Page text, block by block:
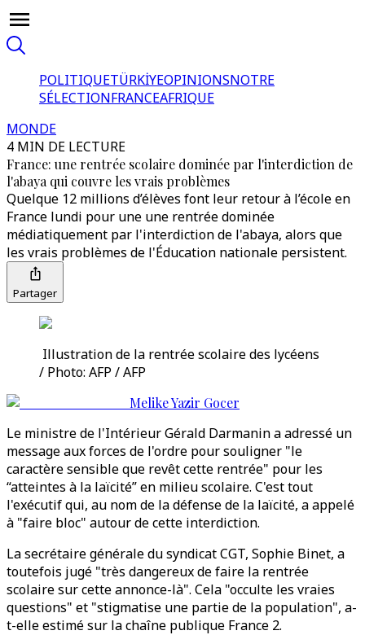
POLITIQUETÜRKİYEOPINIONSNOTRE
SÉLECTIONFRANCEAFRIQUE
MONDE
4 MIN DE LECTURE
France: une rentrée scolaire dominée par l'interdiction de
l'abaya qui couvre les vrais problèmes
Quelque 12 millions d’élèves font leur retour à l’école en
France lundi pour une une rentrée dominée
médiatiquement par l'interdiction de l'abaya, alors que
les vrais problèmes de l'Éducation nationale persistent.
Partager
Illustration de la rentrée scolaire des lycéens
/ Photo: AFP / AFP
Melike Yazir Gocer
Le ministre de l'Intérieur Gérald Darmanin a adressé un
message aux forces de l'ordre pour souligner "le
caractère sensible que revêt cette rentrée" pour les
“atteintes à la laïcité” en milieu scolaire. C'est tout
l'exécutif qui, au nom de la défense de la laïcité, a appelé
à "faire bloc" autour de cette interdiction.
La secrétaire générale du syndicat CGT, Sophie Binet, a
toutefois jugé "très dangereux de faire la rentrée
scolaire sur cette annonce-là". Cela "occulte les vraies
questions" et "stigmatise une partie de la population", a-
t-elle estimé sur la chaîne publique France 2.